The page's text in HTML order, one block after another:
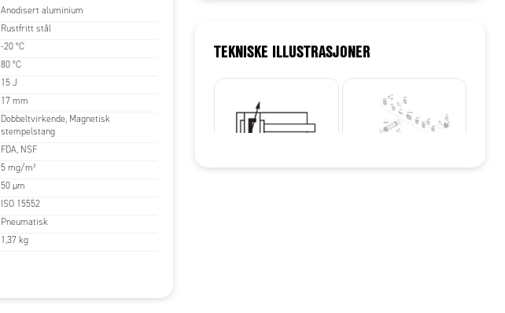
Anodisert aluminium
Rustfritt stål
-20 °C
80 °C
15 J
17 mm
Dobbeltvirkende, Magnetisk
stempelstang
FDA, NSF
5 mg/m³
50 µm
ISO 15552
Pneumatisk
1,37 kg
TEKNISKE ILLUSTRASJONER